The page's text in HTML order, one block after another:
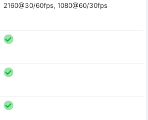
2160@30/60fps, 1080@60/30fps